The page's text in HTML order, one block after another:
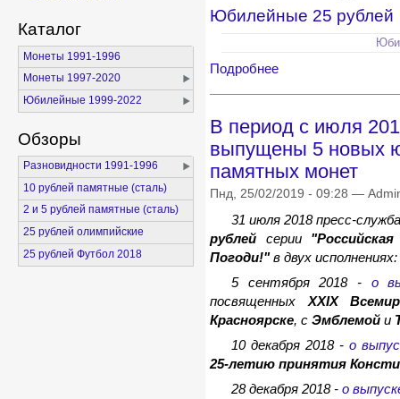
Каталог
Монеты 1991-1996
Монеты 1997-2020
Юбилейные 1999-2022
Обзоры
Разновидности 1991-1996
10 рублей памятные (сталь)
2 и 5 рублей памятные (сталь)
25 рублей олимпийские
25 рублей Футбол 2018
Юбилейные 25 рублей
Подробнее
В период с июля
выпущены 5 новых
памятных монет
Пнд, 25/02/2019 - 09:28 —
31 июля 2018 пресс-
рублей серии
Погоди!"в двух
5 сентября 2018 - о
посвященных XXIX
Красноярске, с Эмблемой и
10 декабря 2018 - о
25-летию принятия
28 декабря 2018 - о